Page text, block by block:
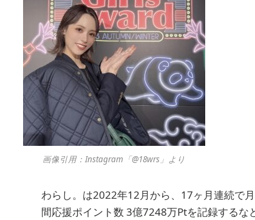
画像引用：Instagram「@18wrs」より
わらし。は2022年12月から、17ヶ月連続で
間応援ポイント数 3億7248万Ptを記録する